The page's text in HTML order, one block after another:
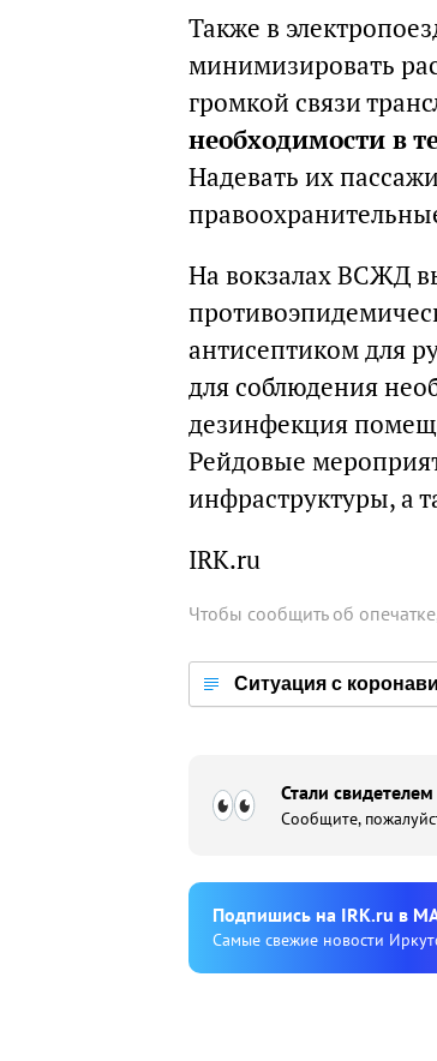
Также в
минимизировать
громкой связи
необходимости в
Надевать их
На вокзалах ВСЖД
антисептиком для
для соблюдения
дезинфекция
Рейдовые
инфраструктуры, а
IRK.ru
Чтобы сообщить об
Ситуация с
Стали
Сообщите,
Подпишиcь на IRK.ru в
Cамые свежие новости